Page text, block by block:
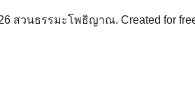
สวนธรรมะโพธิญาณ. Created for